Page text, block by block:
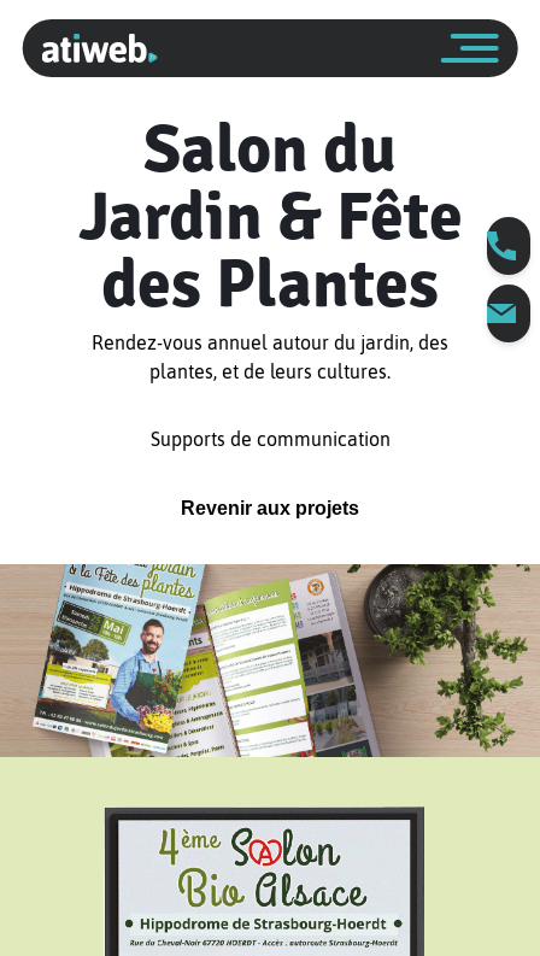
Salon du
Jardin & Fête
des Plantes
Rendez-vous annuel autour du jardin, des
plantes, et de leurs cultures.
Supports de communication
Revenir aux projets